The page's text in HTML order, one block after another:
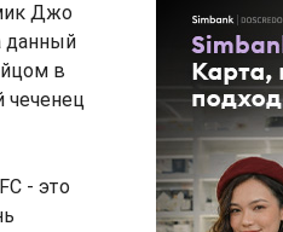
Джо
данный
в
чеченец
- это